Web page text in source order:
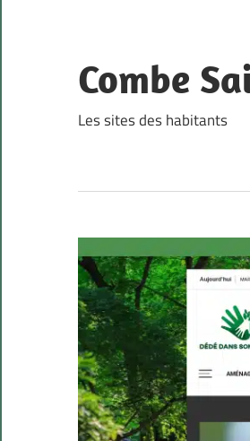
content
Combe
Les sites des habitants